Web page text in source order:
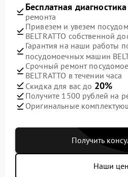
Бесплатная диагностика
ремонта
Привезем и увезем
BELTRATTO собственной
Гарантия на наши работы
посудомоечных машин
Срочный ремонт
BELTRATTO в течении часа
Скидка для вас до 20%
Получите 1500 рублей на
Оригинальные
Получить
Наши